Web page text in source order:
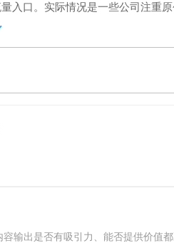
入口。实际情况是一些公司注重
做伪原创的优势在于：成本低、
输出是否有吸引力、能否提供价值